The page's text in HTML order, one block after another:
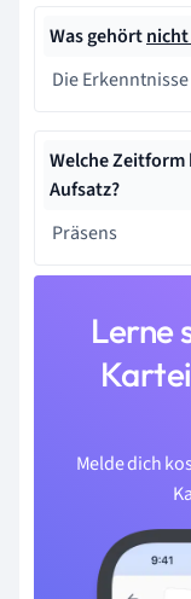
Was gehörtnicht
Die
Welche
Aufsatz?
Präsens
Lerne
Melde dich